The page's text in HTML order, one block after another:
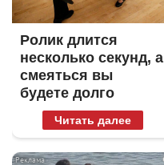
Ролик длится
несколько секунд, а
смеяться вы
будете долго
Читать далее